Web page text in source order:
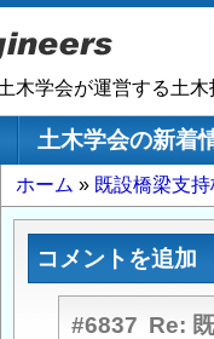
木学会が運営する土
土木学会の新着
パ
ン
ず
ホーム 既設橋梁支
コメントを追加
#6837 Re: